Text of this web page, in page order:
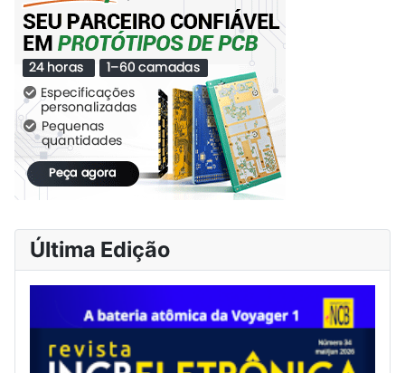
Última Edição